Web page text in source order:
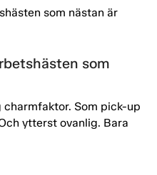
som
charmfaktor. Som pick-up
ytterst ovanlig. Bara